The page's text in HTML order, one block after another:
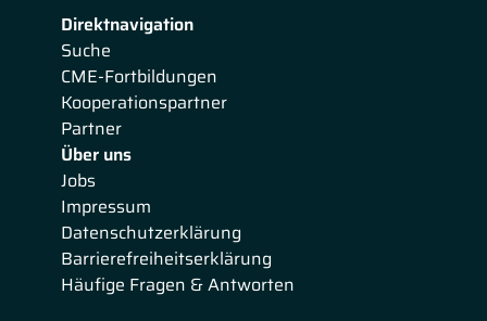
Direktnavigation
Suche
CME-Fortbildungen
Kooperationspartner
Partner
Über uns
Jobs
Impressum
Datenschutzerklärung
Barrierefreiheitserklärung
Häufige Fragen & Antworten